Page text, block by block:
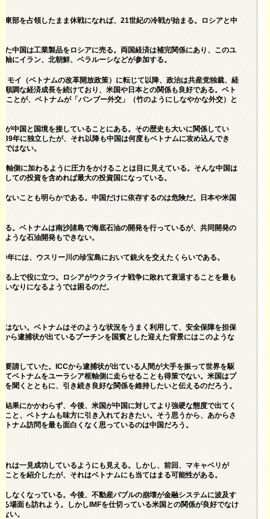
部を占領したまま休戦になれば、21世紀の冷戦が始まる。ロシアと中
中国は工業製品をロシアに売る。両国経済は補完関係にあり、このユ
にイラン、北朝鮮、ベラルーシなどが参加する。
モイ（ベトナムの改革開放政策）に転じて以降、政治は共産党独裁、経
調な経済成長を続けており、米国や日本との関係も良好である。ベト
とが、ベトナムが「バンブー外交」（竹のようにしなやかな外交）と
中国と国境を接していることにある。その歴史も大いに関係してい
年に独立したが、それ以降も中国は何度もベトナムに攻め込んでき
ではない。
軸側に加わるように圧力をかけることは目に見えている。そんな中国は
ての投資を含めれば最大の投資国になっている。
いことも明らかである。中国だけに依存するのは危険だ。日本や米国
。ベトナムは南沙諸島で海底石油の開発を行っているが、共同開発の
うな石油開発もできない。
には、ウスリー川の珍宝島において銃火を交えたくらいである。
上で役に立つ。ロシアがウクライナ戦争に敗れて衰退することを最も
なりになるようでは困るのだ。
ない。ベトナムはそのような状況をうまく利用して、安全保障を担保
ら逮捕状が出ているプーチンを国賓とした迎えた背景にはこのような
請していた。ICCから逮捕状が出ている人間が大手を振って世界を駆
ベトナムをユーラシア枢軸側に走らせることも得策でない。米国はプ
聞くとともに、引き続き良好な関係を維持したいと伝えるのだろう。
果にかかわらず、今後、米国が中国に対してより強硬な態度で出てく
と、ベトナムも味方に引き入れておきたい。そう思うから、あからさ
ナム訪問を最も面白くなく思っているのは中国だろう。
は一見成功しているようにも見える。しかし、前回、マキャベリが
とを紹介したが、それはベトナムにも当てはまる可能性がある。
なくなっている。今後、不動産バブルの崩壊が金融システムに波及す
場面も訪れよう。しかしIMFを仕切っている米国との関係が良好でなけ
い。